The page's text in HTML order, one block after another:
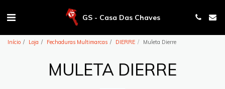
GS - Casa Das Chaves
Início Loja Fechaduras Multimarcas DIERRE Muleta Dierre
MULETA DIERRE